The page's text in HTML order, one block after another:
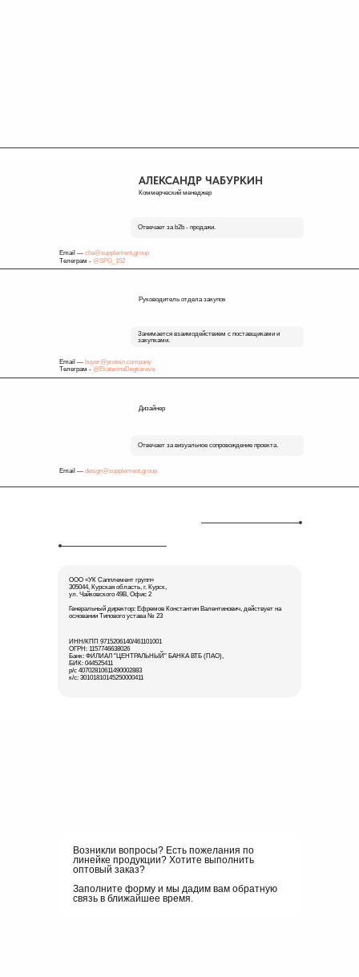
Коммерческий менеджер
Отвечает за b2b - продажи.
Email — cha@supplement.group
АЛЕКСАНДР ЧАБУРКИН
Телеграм - @SPG_152
Руководитель отдела закупок
Занимается взаимодействием с поставщиками и
закупками.
Email — buyer@protein.company
Телеграм - @EkaterinaDegtiareva
Дизайнер
Отвечает за визуальное сопровождение проекта.
Email — design@supplement.group
ООО «УК Сапплемент групп»
305044, Курская область, г. Курск,
ул. Чайковского 49В, Офис 2
Генеральный директор: Ефремов Константин Валентинович, действует на
основании Типового устава № 23
ИНН/КПП 9715206140/461101001
ОГРН: 1157746638026
Банк: ФИЛИАЛ "ЦЕНТРАЛЬНЫЙ" БАНКА ВТБ (ПАО),
БИК: 044525411
р/с 40702810611490002883
к/с: 30101810145250000411
Возникли вопросы? Есть пожелания по
линейке продукции? Хотите выполнить
оптовый заказ?
Заполните форму и мы дадим вам обратную
связь в ближайшее время.